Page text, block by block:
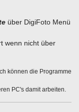
über DigiFoto Menü
wenn nicht über
können die Programme
PC's damit arbeiten.